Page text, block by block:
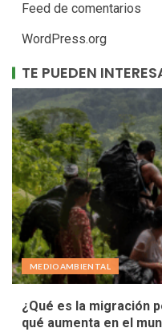
Feed de comentarios
WordPress.org
TE PUEDEN
MEDIOAMBIENTAL
¿Qué es la migración
qué aumenta en el